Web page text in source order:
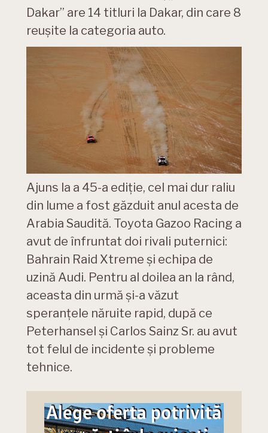
Dakar” are 14 titluri la Dakar, din care 8
reușite la categoria auto.
Ajuns la a 45-a ediție, cel mai dur raliu
din lume a fost găzduit anul acesta de
Arabia Saudită. Toyota Gazoo Racing a
avut de înfruntat doi rivali puternici:
Bahrain Raid Xtreme și echipa de
uzină Audi. Pentru al doilea an la rând,
aceasta din urmă și-a văzut
speranțele năruite rapid, după ce
Peterhansel și Carlos Sainz Sr. au avut
tot felul de incidente și probleme
tehnice.